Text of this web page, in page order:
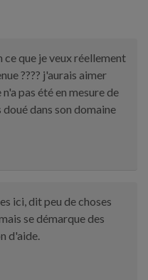
ce que je veux réellement
???? j'aurais aimer
pas été en mesure de
dans son domaine
ici, dit peu de choses
se démarque des
d'aide.